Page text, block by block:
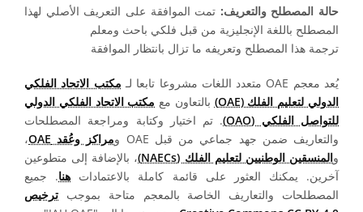
حالة المصطلح والتعريف: تمت الموافقة على التعريف الأصلي لهذا
المصطلح باللغة الإنجليزية من قبل فلكي باحث ومعلم
ترجمة هذا المصطلح وتعريفه ما تزال بانتظار الموافقة
يُعد معجم OAE متعدد اللغات مشروعا تابعا لـ
مكتب الاتحاد الفلكي
الدولي لتعليم الفلك (OAE)
بالتعاون مع مكتب الاتحاد الفلكي الدولي
للتواصل الفلكي (OAO)
. تم اختيار وكتابة ومراجعة المصطلحات
والتعاريف ضمن جهد جماعي من قبل OAE و
مراكز وعُقد OAE
،
والمنسقين الوطنيين لتعليم الفلك (NAECs)
، بالإضافة إلى متطوعين
آخرين. يمكنك العثور على قائمة كاملة بالاعتمادات هنا. جميع
المصطلحات والتعاريف الخاصة بالمعجم متاحة بموجب ترخيص